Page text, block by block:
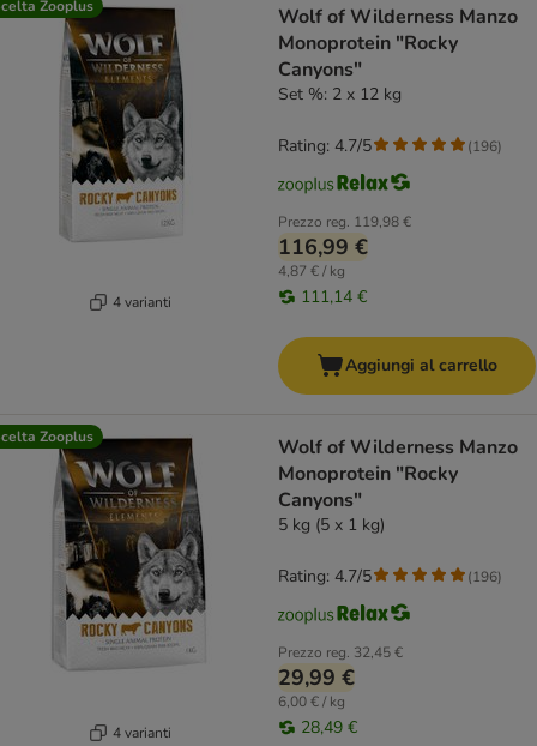
Zooplus
4 varianti
Wolf of Wilderness Manzo
Monoprotein "Rocky
Canyons"
Set %: 2 x 12 kg
Prezzo reg. 119,98 €
116,99 €
4,87 € / kg
111,14 €
Rating: 4.7/5 (196)
Aggiungi al carrello
Zooplus
4 varianti
Wolf of Wilderness Manzo
Monoprotein "Rocky
Canyons"
5 kg (5 x 1 kg)
Prezzo reg. 32,45 €
29,99 €
6,00 € / kg
28,49 €
Rating: 4.7/5 (196)